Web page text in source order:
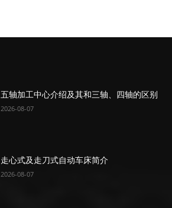
五轴加工中心介绍及其和三轴、四轴的区别
2026-08-07
走心式及走刀式自动车床简介
2026-08-07